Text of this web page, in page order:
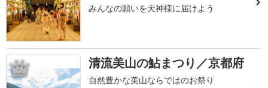
みんなの願いを天神様に届けよう
2 清流美山の鮎まつり／京都府
自然豊かな美山ならではのお祭り